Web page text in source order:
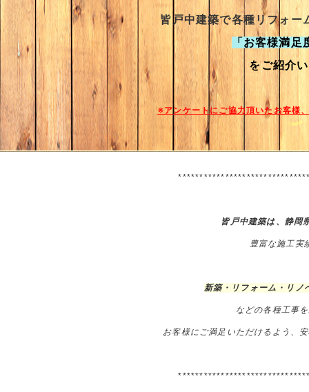
皆戸中建築で各種リフォー
「お客様満
をご紹介
※アンケートにご協力頂いたお客様
皆戸中建築は、静岡
豊富な施工実
新築・リフォーム・リノ
などの各種工事
お客様にご満足いただけるよう、